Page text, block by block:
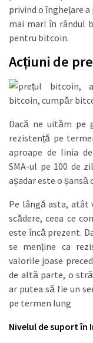
privind o înghețare
mai mari în rândul
pentru bitcoin.
Acțiuni de
Dacă ne uităm pe
rezistență pe
aproape de linia
SMA-ul pe 100 de
așadar este o șansă
Pe lângă asta, atât
scădere, ceea ce
este încă prezent.
se menține ca
valorile joase
de altă parte, o
ar putea să fie un
pe termen lung
Nivelul de suport în